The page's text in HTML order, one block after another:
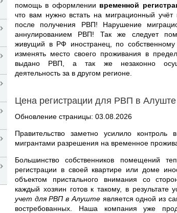
помощь в оформлении временной
что вам нужно встать на миграционный
после получения РВП! Нарушение
аннулированием РВП! Так же следует
живущий в РФ иностранец, по
изменять место своего проживания в
выдано РВП, а так же незаконно
деятельность за в другом регионе.
Цена регистрации для РВП в Алуште
Обновление страницы: 03.08.2026
Правительство заметно усилило контроль
мигрантами разрешения на временное
Большинство собственников помещений
регистрации в своей квартире или доме
объектом пристального внимания со
каждый хозяин готов к такому, в результате
учет для РВП в Алуштеявляется одной из
востребованных. Наша компания уже